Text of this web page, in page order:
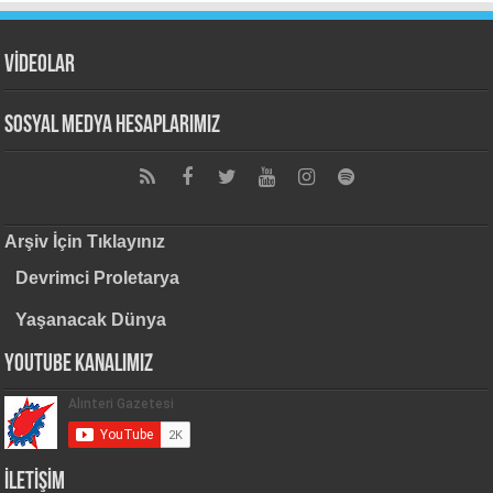
VİDEOLAR
Sosyal Medya Hesaplarımız
Arşiv İçin Tıklayınız
Devrimci Proletarya
Yaşanacak Dünya
Youtube Kanalımız
İLETİŞİM